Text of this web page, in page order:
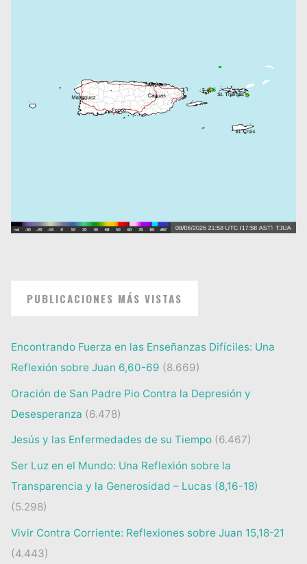
PUBLICACIONES MÁS VISTAS
Encontrando Fuerza en las Enseñanzas Difíciles: Una
Reflexión sobre Juan 6,60-69 (8.669)
Oración de San Padre Pio Contra la Depresión y
Desesperanza (6.478)
Jesús y las Enfermedades de su Tiempo (6.467)
Ser Luz en el Mundo: Una Reflexión sobre la
Transparencia y la Generosidad – Lucas (8,16-18)
(5.298)
Vivir Contra Corriente: Reflexiones sobre Juan 15,18-21
(4.443)